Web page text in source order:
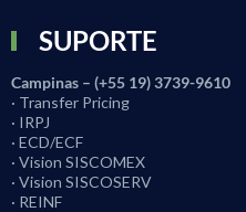
SUPORTE
Campinas – (+55 19) 3739-9610
· Transfer Pricing
· IRPJ
· ECD/ECF
· Vision SISCOMEX
· Vision SISCOSERV
· REINF